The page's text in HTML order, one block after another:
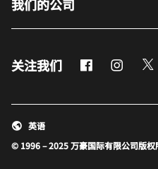
我们的公司
关注我们 Facebook
© 1996 – 2025 万豪国际有限公司版
英语